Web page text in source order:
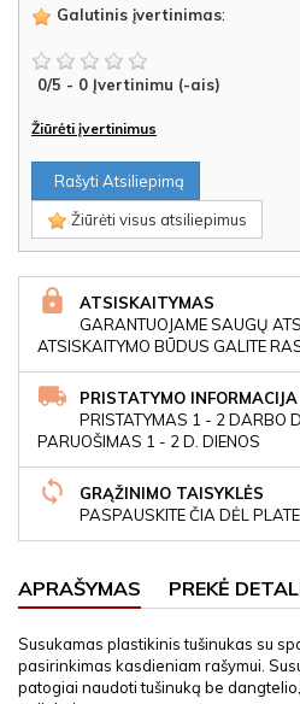
Galutinis įvertinimas:
0/5 - 0 Įvertinimu (-ais)
Žiūrėti įvertinimus
Rašyti Atsiliepimą
Žiūrėti visus atsiliepimus
ATSISKAITYMAS
GARANTUOJAME SAUGŲ
ATSISKAITYMO BŪDUS GALITE
PRISTATYMO INFORMACIJA
PRISTATYMAS 1 - 2 DARBO
PARUOŠIMAS 1 - 2 D. DIENOS
GRĄŽINIMO TAISYKLĖS
PASPAUSKITE ČIA DĖL
APRAŠYMAS PREKĖ
Susukamas plastikinis tušinukas su
pasirinkimas kasdieniam rašymui.
patogiai naudoti tušinuką be